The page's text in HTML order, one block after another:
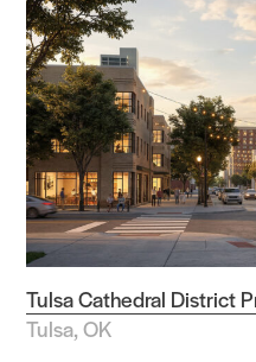
Tulsa Cathedral District
Tulsa, OK